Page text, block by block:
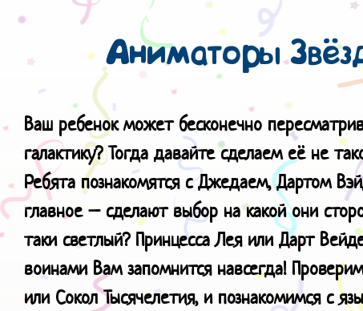
Аниматоры
Ваш ребенок может бесконечно
галактику? Тогда давайте сделаем её не
Ребята познакомятся с Джедаем, Дартом
главное – сделают выбор на какой они
таки светлый? Принцесса Лея или Дарт
воинами Вам запомнится навсегда!
или Сокол Тысячелетия, и познакомимся с